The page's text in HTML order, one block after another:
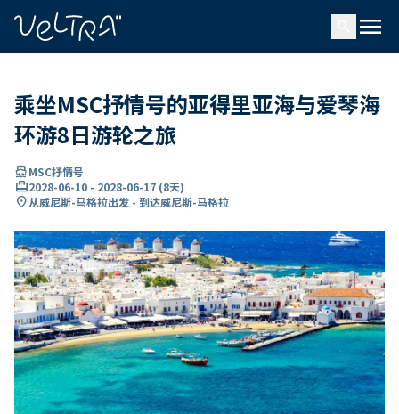
menu
乘坐MSC抒情号的亚得里亚海与爱琴海
环游8日游轮之旅
directions_boatMSC抒情号
card_travel2028-06-10 - 2028-06-17 (8天)
location_on从威尼斯-马格拉出发 - 到达威尼斯-马格拉